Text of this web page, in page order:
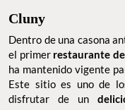
TE PUEDE INTERESAR:
(cada mordida es un